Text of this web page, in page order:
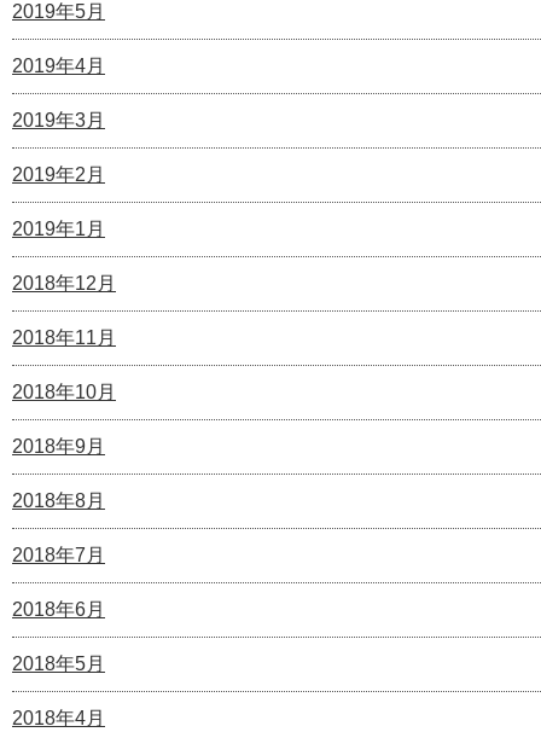
2019年5月
2019年4月
2019年3月
2019年2月
2019年1月
2018年12月
2018年11月
2018年10月
2018年9月
2018年8月
2018年7月
2018年6月
2018年5月
2018年4月